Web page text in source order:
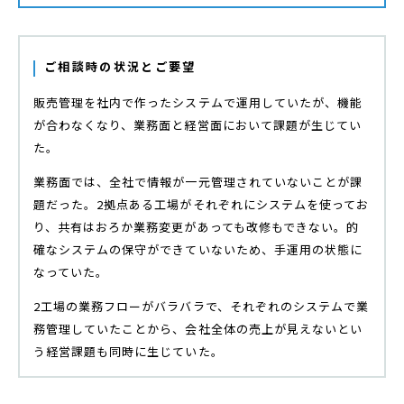
ご相談時の状況とご要望
販売管理を社内で作ったシステムで運用していたが、機能
が合わなくなり、業務面と経営面において課題が生じてい
た。
業務面では、全社で情報が一元管理されていないことが課
題だった。2拠点ある工場がそれぞれにシステムを使ってお
り、共有はおろか業務変更があっても改修もできない。的
確なシステムの保守ができていないため、手運用の状態に
なっていた。
2工場の業務フローがバラバラで、それぞれのシステムで業
務管理していたことから、会社全体の売上が見えないとい
う経営課題も同時に生じていた。